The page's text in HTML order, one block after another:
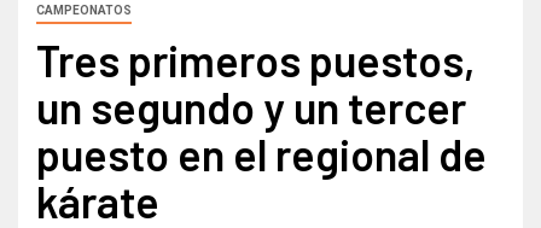
CAMPEONATOS
Tres primeros puestos,
un segundo y un tercer
puesto en el regional de
kárate